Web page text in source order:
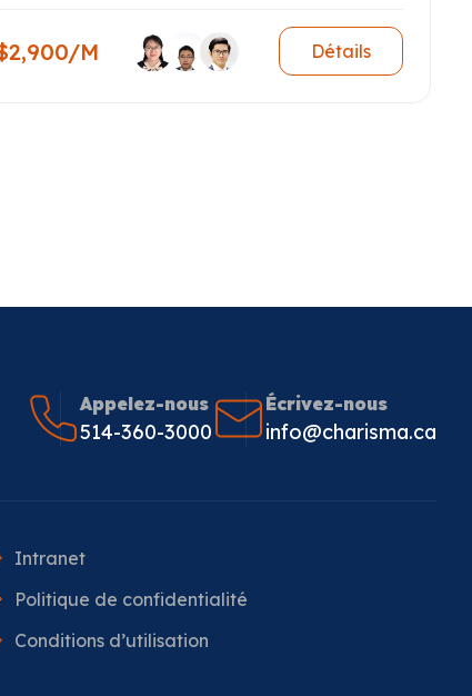
M Détails
Appelez-nous
514-360-3000
Écrivez-nous
info@charisma.ca
Intranet
Politique de confidentialité
Conditions d’utilisation